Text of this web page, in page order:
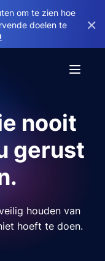
om te zien hoe
doelen te
×
nooit
gerust
houden van
hoeft te doen.